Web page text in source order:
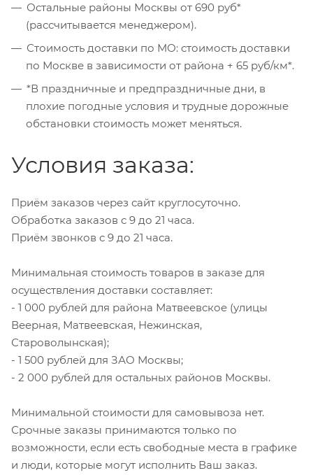
Остальные районы Москвы от 690 руб*
(рассчитывается менеджером).
Стоимость доставки по МО: стоимость доставки
по Москве в зависимости от района + 65 руб/км*.
*В праздничные и предпраздничные дни, в
плохие погодные условия и трудные дорожные
обстановки стоимость может меняться.
Условия заказа:
Приём заказов через сайт круглосуточно.
Обработка заказов с 9 до 21 часа.
Приём звонков с 9 до 21 часа.
Минимальная стоимость товаров в заказе для
осуществления доставки составляет:
- 1 000 рублей для района Матвеевское (улицы
Веерная, Матвеевская, Нежинская,
Староволынская);
- 1 500 рублей для ЗАО Москвы;
- 2 000 рублей для остальных районов Москвы.
Минимальной стоимости для самовывоза нет.
Срочные заказы принимаются только по
возможности, если есть свободные места в графике
и люди, которые могут исполнить Ваш заказ.